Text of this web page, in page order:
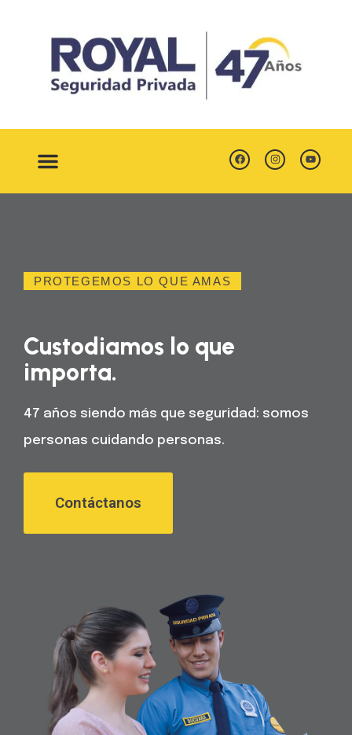
PROTEGEMOS LO QUE AMAS
Custodiamos lo que
importa.
47 años siendo más que seguridad: somos
personas cuidando personas.
Contáctanos